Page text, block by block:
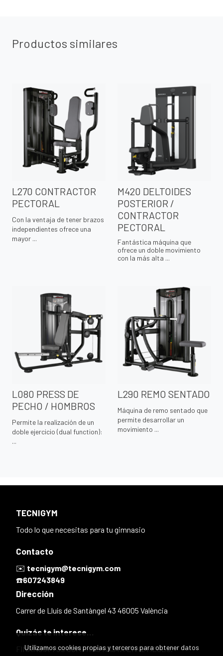
Productos similares
L270 CONTRACTOR
PECTORAL
Con la ventaja de tener brazos
independientes ofrece una
mayor ...
M420 DELTOIDES
POSTERIOR /
CONTRACTOR
PECTORAL
Fantástica máquina que
ofrece un doble movimiento
con la más alta ...
L080 PRESS DE
PECHO / HOMBROS
Permite la realización de un
doble ejercicio (dual function):
...
L290 REMO SENTADO
Máquina de remo sentado que
permite desarrollar un
movimiento ...
TECNIGYM
Todo lo que necesitas para tu gimnasio
Contacto
✉️ tecnigym@tecnigym.com
☎️607243849
Dirección
Carrer de Lluís de Santàngel 43 46005 València
Quizás te interese...
FINANCIA TUS COMPRAS HASTA EN 12 MESES.
Utilizamos cookies propias y terceros para obtener datos